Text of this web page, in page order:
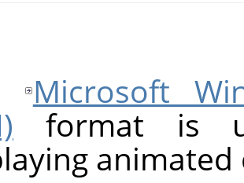
Microsoft
format is
animated